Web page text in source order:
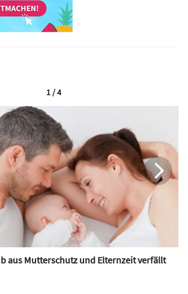
aus Mutterschutz und Elternzeit verfällt
1 / 4